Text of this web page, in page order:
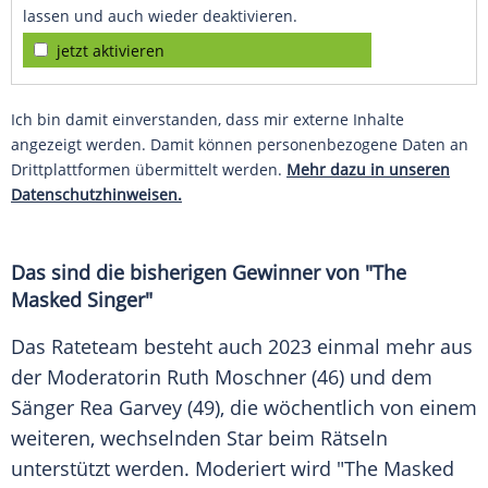
lassen und auch wieder deaktivieren.
jetzt aktivieren
Ich bin damit einverstanden, dass mir externe Inhalte
angezeigt werden. Damit können personenbezogene Daten an
Drittplattformen übermittelt werden. Mehr dazu in unseren
Datenschutzhinweisen.
Das sind die bisherigen Gewinner von "The
Masked Singer"
Das Rateteam besteht auch 2023 einmal mehr aus
der Moderatorin Ruth Moschner (46) und dem
Sänger Rea Garvey (49), die wöchentlich von einem
weiteren, wechselnden Star beim Rätseln
unterstützt werden. Moderiert wird "The Masked